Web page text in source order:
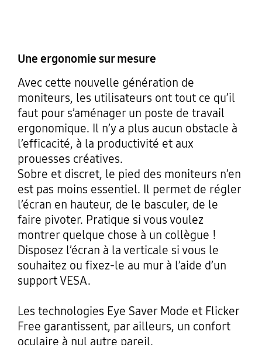
Une ergonomie sur mesure
Avec cette nouvelle génération de
moniteurs, les utilisateurs ont tout ce qu’il
faut pour s’aménager un poste de travail
ergonomique. Il n’y a plus aucun obstacle à
l’efficacité, à la productivité et aux
prouesses créatives.
Sobre et discret, le pied des moniteurs n’en
est pas moins essentiel. Il permet de régler
l’écran en hauteur, de le basculer, de le
faire pivoter. Pratique si vous voulez
montrer quelque chose à un collègue !
Disposez l’écran à la verticale si vous le
souhaitez ou fixez-le au mur à l’aide d’un
support VESA.
Les technologies Eye Saver Mode et Flicker
Free garantissent, par ailleurs, un confort
oculaire à nul autre pareil.